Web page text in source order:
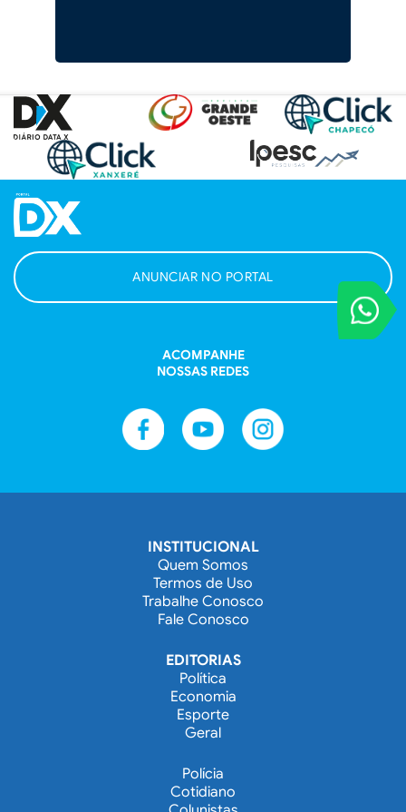
VOCÊ
Entre em
ANUNCIAR NO PORTAL
ACOMPANHE
NOSSAS REDES
INSTITUCIONAL
Quem Somos
Termos de Uso
Trabalhe Conosco
Fale Conosco
EDITORIAS
Política
Economia
Esporte
Geral
Polícia
Cotidiano